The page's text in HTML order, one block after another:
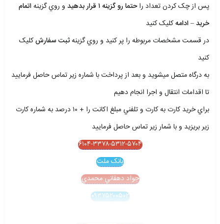
پس از چک کردن تعداد راحتما رو گزينه ۱ قرار بدهيد و روي گزينهاتمام
خريد – ادامهکليک کنيد
در قسمت مشخصات مربوطه را پر کنيد و روي گزينهثبت سفارشکليک
کنيد
به درگاه متصل ميشويد و بعد از پرداخت با شماره زير تماس حاصل فرماييد
تا اقدامات انتقال و اجرا انجام دهيم
براي خريد کارت به کارت و تلفني مبلغ اکانت را + ۱۰ درصد به شماره کارت
زير بريزيد و با شمار زير تماس حاصل فرماييد
۶۱۰۴-۳۳۷۸-۵۳۱۲-۵۷۰۴
بانک ملت
جواد دهقاني محمدي
۰۹۳۷۵۲۰۰۵۰۲